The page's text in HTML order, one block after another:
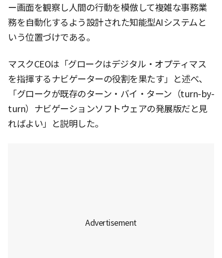
ー画面を観察し人間の行動を模倣して複雑な事務業
務を自動化するよう設計された知能型AIシステムと
いう位置づけである。
マスクCEOは「グロークはデジタル・オプティマス
を指揮するナビゲーターの役割を果たす」と述べ、
「グロークが既存のターン・バイ・ターン（turn-by-
turn）ナビゲーションソフトウェアの発展版だと見
ればよい」と説明した。